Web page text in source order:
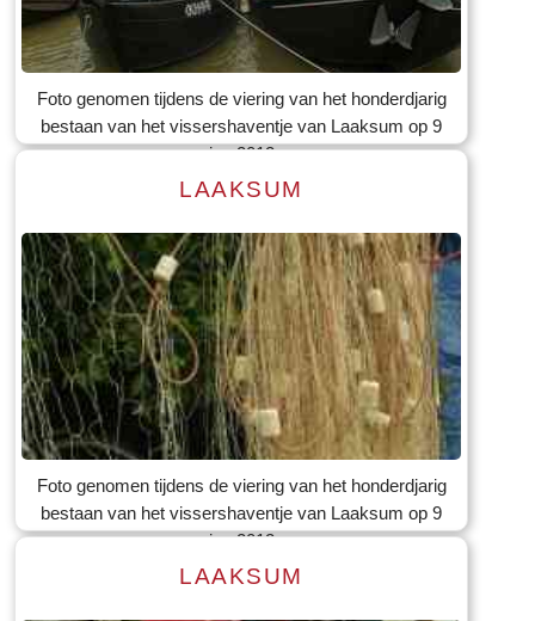
Tekst: © Foto: © Bauke Folkertsma
Foto genomen tijdens de viering van het honderdjarig
bestaan van het vissershaventje van Laaksum op 9
jun 2012
Lees meer
Tekst: © Foto: © Bauke Folkertsma
LAAKSUM
Foto genomen tijdens de viering van het honderdjarig
bestaan van het vissershaventje van Laaksum op 9
jun 2012
LAAKSUM